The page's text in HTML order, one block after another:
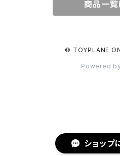
ショップ
商品一覧
© TOYPLANE
Powered by